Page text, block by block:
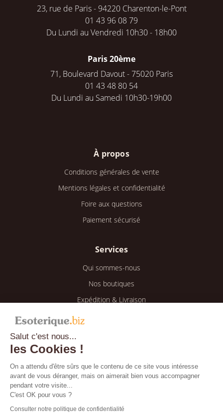
Salut c'est nous...
les Cookies !
On a attendu d'être sûrs que le contenu de ce site vous intéresse
avant de vous déranger, mais on aimerait bien vous accompagner
pendant votre visite...
C'est OK pour vous ?
Consulter notre politique de confidentialité
23, rue de Paris - 94220 Charenton-le-Pont
01 43 96 08 79
Du Lundi au Vendredi 10h30 - 18h00
Paris 20ème
71, Boulevard Davout - 75020 Paris
01 43 48 80 54
Du Lundi au Samedi 10h30-19h00
À propos
Conditions générales de vente
Mentions légales et confidentialité
Foire aux questions
Paiement sécurisé
Services
Qui sommes-nous
Nos boutiques
Expédition & Livraison
Retour & Remboursement
Mon compte
Mes informations